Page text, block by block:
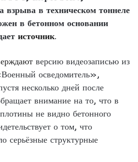
взрыва в техническом тоннеле
в бетонном основании
источник.
версию видеозаписью из
осведомитель»,
несколько дней после
внимание на то, что в
не видно бетонного
о том, что
серьёзные структурные